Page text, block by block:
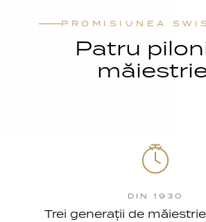
PROMISIUNEA
Patru
DIN 1930
Trei generații de